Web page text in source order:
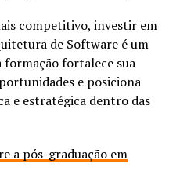
competitivo, investir em
de Software é um
formação fortalece sua
e posiciona
e estratégica dentro das
a pós-graduação em